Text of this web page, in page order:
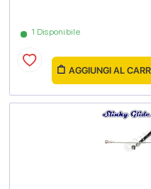
1 Disponibile
AGGIUNGI AL